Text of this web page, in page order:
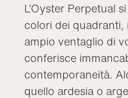
L’Oyster Perpetual
colori dei
ampio ventaglio di
conferisce
contemporaneità.
quello ardesia o